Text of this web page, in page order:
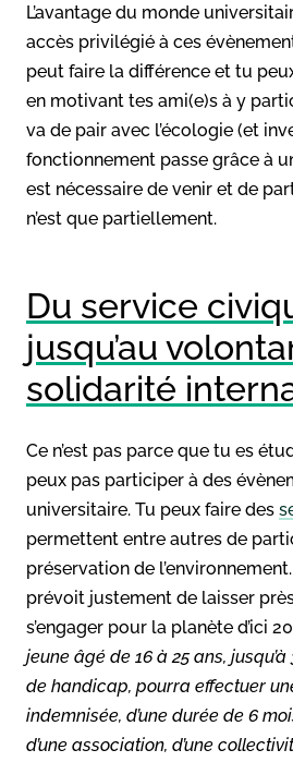
L’avantage du monde
accès privilégié à ces
peut faire la différence et tu
en motivant tes ami(e)s à y
va de pair avec l’écologie (et
fonctionnement passe grâce à
est nécessaire de venir et de
n’est que partiellement.
Du service
jusqu’au
solidarité
Ce n’est pas parce que tu es
peux pas participer à des
universitaire. Tu peux faire des
permettent entre autres de
préservation de
prévoit justement de laisser
s’engager pour la planète d’ici
jeune âgé de 16 à 25 ans,
de handicap, pourra effectuer
indemnisée, d’une durée de 6
d’une association, d’une